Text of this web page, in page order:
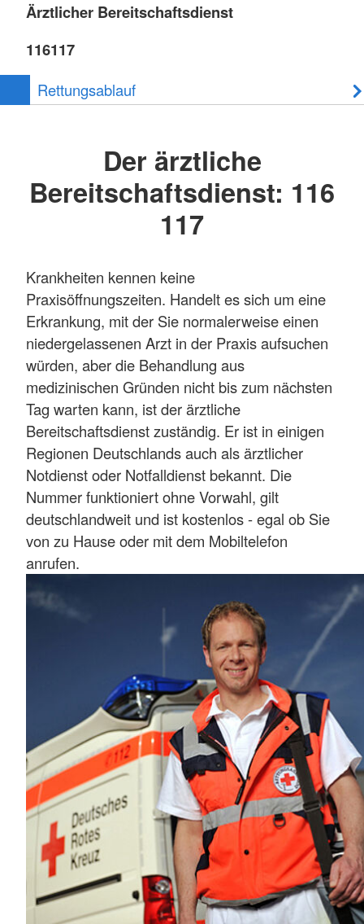
Ärztlicher Bereitschaftsdienst
116117
Rettungsablauf
Der ärztliche
Bereitschaftsdienst: 116
117
Krankheiten kennen keine
Praxisöffnungszeiten. Handelt es sich um eine
Erkrankung, mit der Sie normalerweise einen
niedergelassenen Arzt in der Praxis aufsuchen
würden, aber die Behandlung aus
medizinischen Gründen nicht bis zum nächsten
Tag warten kann, ist der ärztliche
Bereitschaftsdienst zuständig. Er ist in einigen
Regionen Deutschlands auch als ärztlicher
Notdienst oder Notfalldienst bekannt. Die
Nummer funktioniert ohne Vorwahl, gilt
deutschlandweit und ist kostenlos - egal ob Sie
von zu Hause oder mit dem Mobiltelefon
anrufen.